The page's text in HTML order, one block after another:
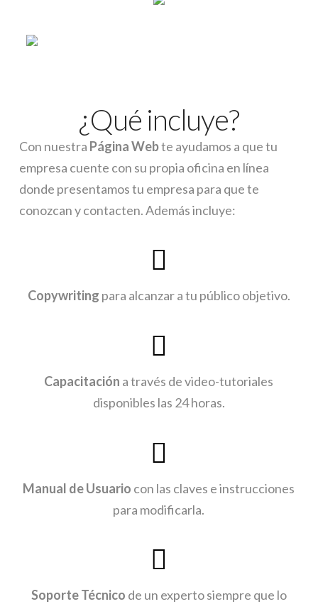
¿Qué incluye?
Con nuestra Página Webte ayudamos a que tu
empresa cuente con su propia oficina en línea
donde presentamos tu empresa para que te
conozcan y contacten. Además incluye:
Copywriting para alcanzar a tu público objetivo.
Capacitación a través de video-tutoriales
disponibles las 24 horas.
Manual de Usuario con las claves e instrucciones
para modificarla.
Soporte Técnico de un experto siempre que lo